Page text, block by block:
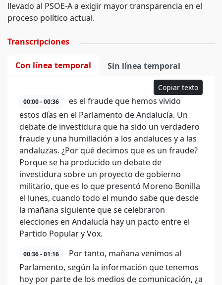
llevado al PSOE-A a exigir mayor transparencia en el
proceso político actual.
Transcripciones
Con línea temporal Sin línea temporal
Copiar texto
00:00 - 00:36
es el fraude que hemos vivido
estos días en el Parlamento de Andalucía. Un
debate de investidura que ha sido un verdadero
fraude y una humillación a los andaluces y a las
andaluzas. ¿Por qué decimos que es un fraude?
Porque se ha producido un debate de
investidura sobre un proyecto de gobierno
militario, que es lo que presentó Moreno Bonilla
el lunes, cuando todo el mundo sabe que desde
la mañana siguiente que se celebraron
elecciones en Andalucía hay un pacto entre el
Partido Popular y Vox.
00:36 - 01:16
Por tanto, mañana venimos al
Parlamento, según la información que tenemos
hoy por parte de los medios de comunicación, ¿a